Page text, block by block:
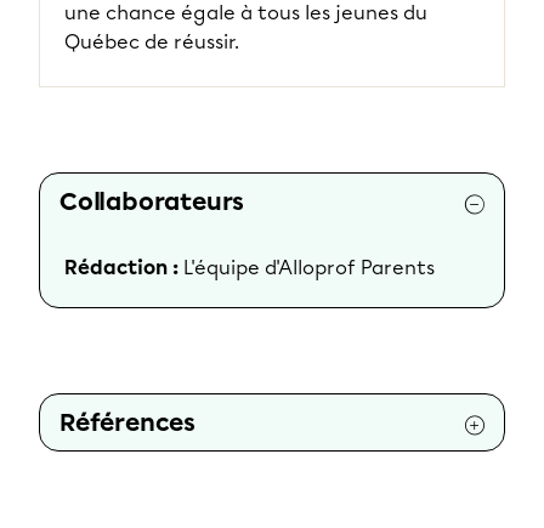
une chance égale à tous les jeunes du
Québec de réussir.
Collaborateurs
Rédaction : L'équipe d'Alloprof Parents
Références